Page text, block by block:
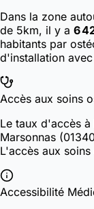
Dans la zone
de 5km, il y a 6
habitants par
d'installation
Accès aux soins
Le taux d'accès
Marsonnas
L'accès aux
Accessibilité